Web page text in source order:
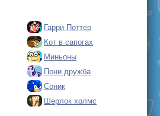
Гарри Поттер
Кот в сапогах
Миньоны
Пони дружба
Соник
Шерлок холмс